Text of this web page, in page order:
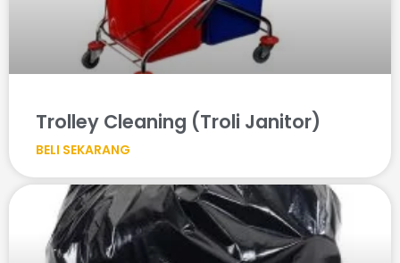
Trolley Cleaning (Troli Janitor)
BELI SEKARANG